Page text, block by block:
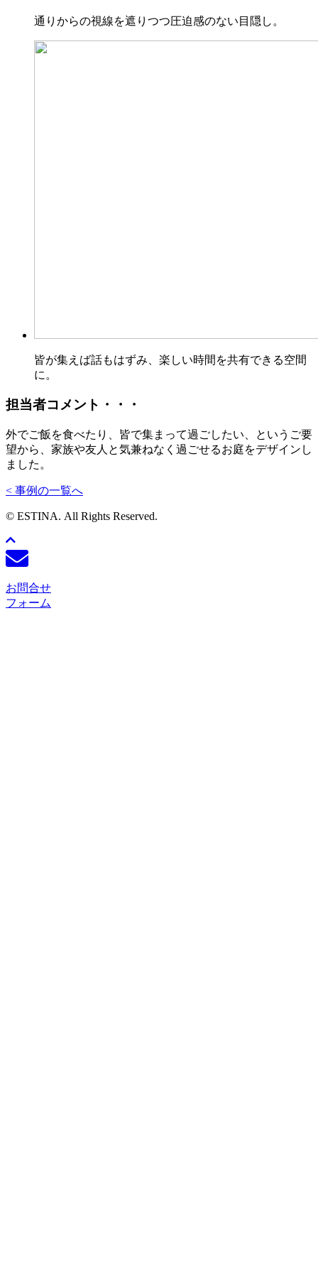
通りからの視線を遮りつつ圧迫感のない目隠し。
皆が集えば話もはずみ、楽しい時間を共有できる空間
に。
担当者コメント・・・
外でご飯を食べたり、皆で集まって過ごしたい、というご要
望から、家族や友人と気兼ねなく過ごせるお庭をデザインし
ました。
< 事例の一覧へ
© ESTINA. All Rights Reserved.
お問合せ
フォーム